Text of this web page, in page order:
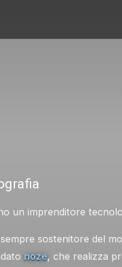
un imprenditore
sostenitore del
noze, che realizza